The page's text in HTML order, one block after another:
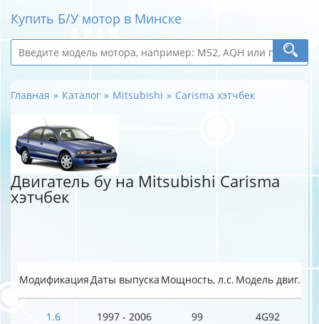
Купить Б/У мотор в Минске
Главная Каталог Mitsubishi Carisma хэтчбек
Двигатель бу на Mitsubishi Carisma
хэтчбек
МодификацияДаты выпуска Мощность, л.с. Модель двиг.
1.6 1997 - 2006 99 4G92